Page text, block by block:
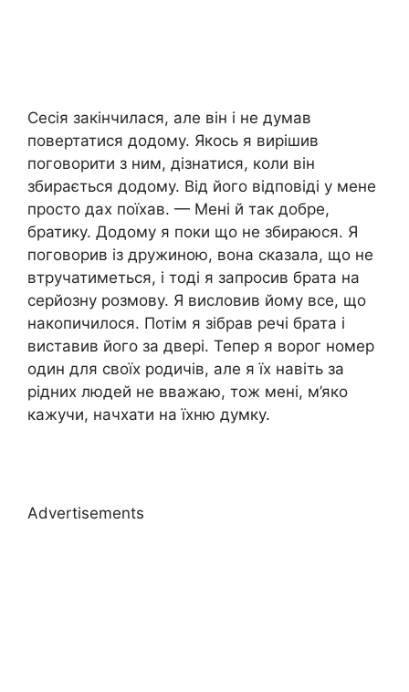
Сесія закінчилася, але він і не думав
повертатися додому. Якось я вирішив
поговорити з ним, дізнатися, коли він
збирається додому. Від його відповіді у мене
просто дах поїхав. — Мені й так добре,
братику. Додому я поки що не збираюся. Я
поговорив із дружиною, вона сказала, що не
втручатиметься, і тоді я запросив брата на
серйозну розмову. Я висловив йому все, що
накопичилося. Потім я зібрав речі брата і
виставив його за двері. Тепер я ворог номер
один для своїх родичів, але я їх навіть за
рідних людей не вважаю, тож мені, м’яко
кажучи, начхати на їхню думку.
Advertisements